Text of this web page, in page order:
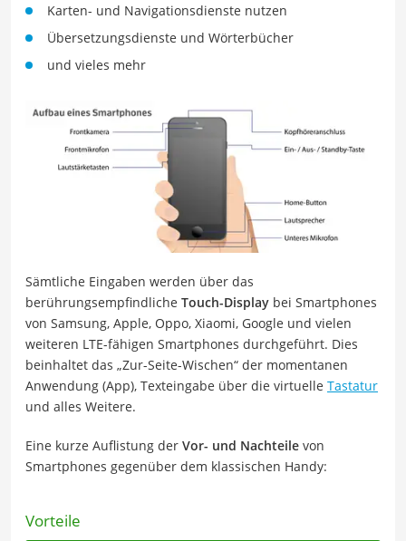
Karten- und Navigationsdienste nutzen
Übersetzungsdienste und Wörterbücher
und vieles mehr
Sämtliche Eingaben werden über das
berührungsempfindliche Touch-Display bei Smartphones
von Samsung, Apple, Oppo, Xiaomi, Google und vielen
weiteren LTE-fähigen Smartphones durchgeführt. Dies
beinhaltet das „Zur-Seite-Wischen“ der momentanen
Anwendung (App), Texteingabe über die virtuelle Tastatur
und alles Weitere.
Eine kurze Auflistung der Vor- und Nachteile von
Smartphones gegenüber dem klassischen Handy:
Vorteile